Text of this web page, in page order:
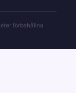
förbehållna